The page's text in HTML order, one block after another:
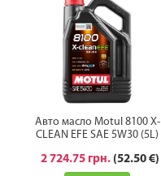
Авто масло Motul 8100 X-
CLEAN EFE SAE 5W30 (5L)
2 724.75 грн. (52.50 €)